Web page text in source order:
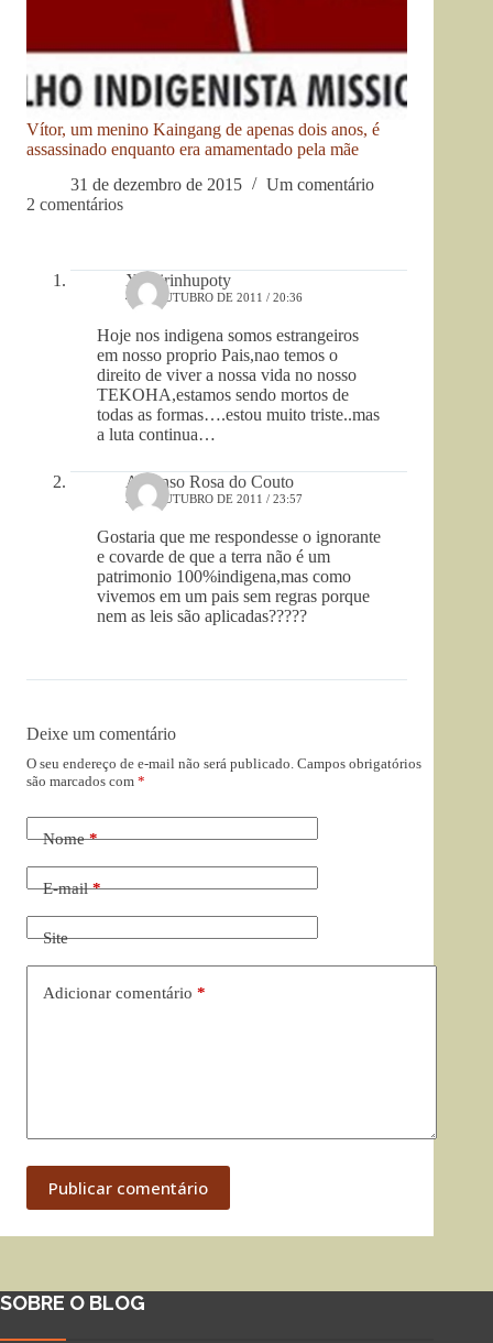
Vítor, um menino Kaingang de apenas dois anos, é
assassinado enquanto era amamentado pela mãe
31 de dezembro de 2015
Um comentário
2 comentários
Xamirinhupoty
4 DE OUTUBRO DE 2011 / 20:36
Hoje nos indigena somos estrangeiros
em nosso proprio Pais,nao temos o
direito de viver a nossa vida no nosso
TEKOHA,estamos sendo mortos de
todas as formas….estou muito triste..mas
a luta continua…
Aldonso Rosa do Couto
3 DE OUTUBRO DE 2011 / 23:57
Gostaria que me respondesse o ignorante
e covarde de que a terra não é um
patrimonio 100%indigena,mas como
vivemos em um pais sem regras porque
nem as leis são aplicadas?????
Deixe um comentário
O seu endereço de e-mail não será publicado. Campos obrigatórios
são marcados com *
Nome*
E-mail*
Site
Adicionar comentário *
Publicar comentário
SOBRE O BLOG